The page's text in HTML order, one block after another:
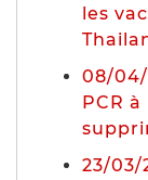
les
08/04/
PCR
23/03/